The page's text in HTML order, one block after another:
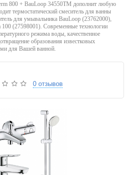
800 + BauLoop 34550TM дополнит любую
термостатический смеситель для ванны
для умывальника BauLoop (23762000),
100 (27598001). Современные технологии
режима воды, качественное
образования известковых
для Вашей ванной.
0 отзывов